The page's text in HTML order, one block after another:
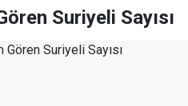
Suriyeli Sayısı